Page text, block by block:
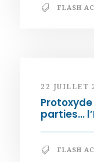
FLASH
22 JUILLET
parties…
FLASH